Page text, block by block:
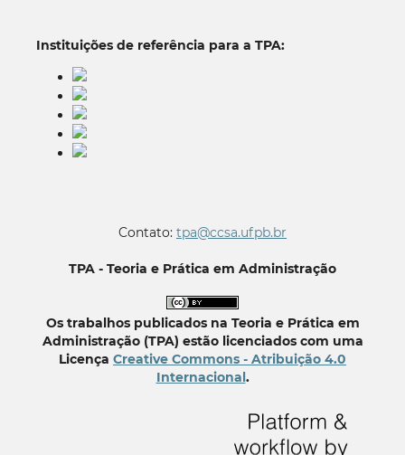
Instituições de referência para a TPA:
Contato: tpa@ccsa.ufpb.br
TPA - Teoria e Prática em Administração
Os trabalhos publicados na Teoria e Prática em
Administração (TPA) estão licenciados com uma
Licença Creative Commons - Atribuição 4.0
Internacional.